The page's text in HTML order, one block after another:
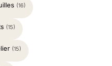
(16)
(15)
(15)